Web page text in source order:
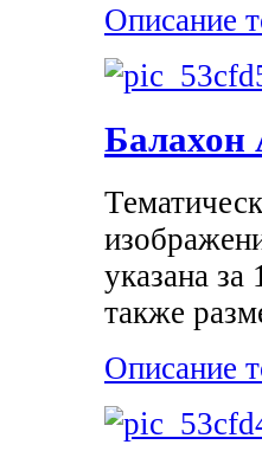
Описание
Балахон
указана
также
Описание